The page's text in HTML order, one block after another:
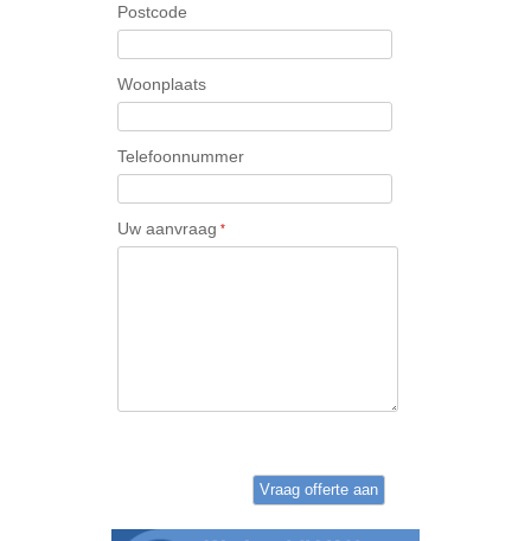
Postcode
Woonplaats
Telefoonnummer
Uw aanvraag *